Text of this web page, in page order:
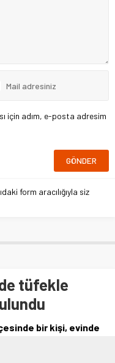
için adım, e-posta adresim
form aracılığıyla siz
tüfekle
bir kişi, evinde